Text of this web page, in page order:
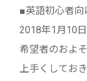
■英語初心者向
2018年1月10
希望者のおよ
上手くしてお